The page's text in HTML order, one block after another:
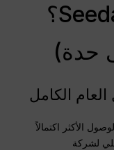
أين يتوفر Seedance 2.0؟
حدة)
الكامل
الأكثر اكتمالاً
المحلي لشركة